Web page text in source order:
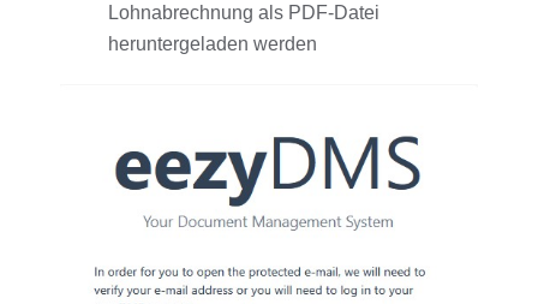
Lohnabrechnung als PDF-Datei
heruntergeladen werden